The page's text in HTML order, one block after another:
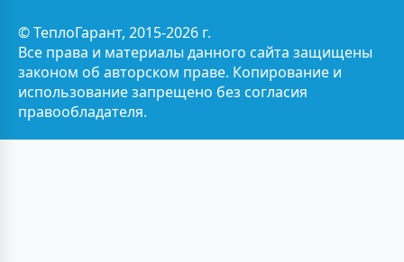
© ТеплоГарант, 2015-2026 г.
Все права и материалы данного сайта защищены
законом об авторском праве. Копирование и
использование запрещено без согласия
правообладателя.